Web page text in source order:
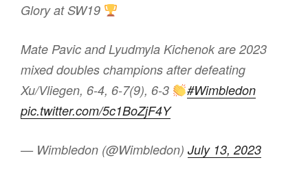
Glory at SW19
Mate Pavic and Lyudmyla Kichenok are 2023
mixed doubles champions after defeating
Xu/Vliegen, 6-4, 6-7(9), 6-3
#Wimbledon
pic.twitter.com/5c1BoZjF4Y
— Wimbledon (@Wimbledon) July 13, 2023